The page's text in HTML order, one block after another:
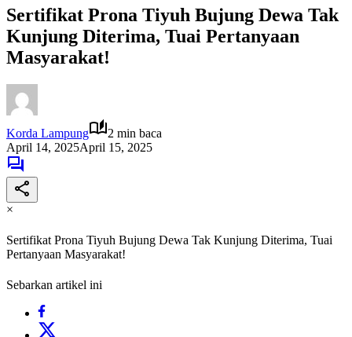
Sertifikat Prona Tiyuh Bujung Dewa Tak
Kunjung Diterima, Tuai Pertanyaan
Masyarakat!
Korda Lampung
2 min baca
April 14, 2025April 15, 2025
×
Sertifikat Prona Tiyuh Bujung Dewa Tak Kunjung Diterima, Tuai
Pertanyaan Masyarakat!
Sebarkan artikel ini